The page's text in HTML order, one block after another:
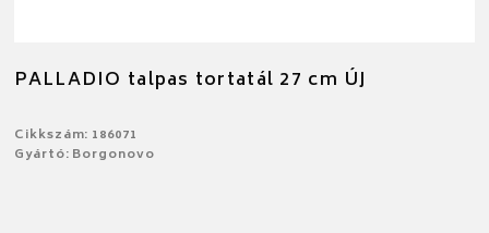
PALLADIO talpas tortatál 27 cm ÚJ
Cikkszám: 186071
Gyártó: Borgonovo